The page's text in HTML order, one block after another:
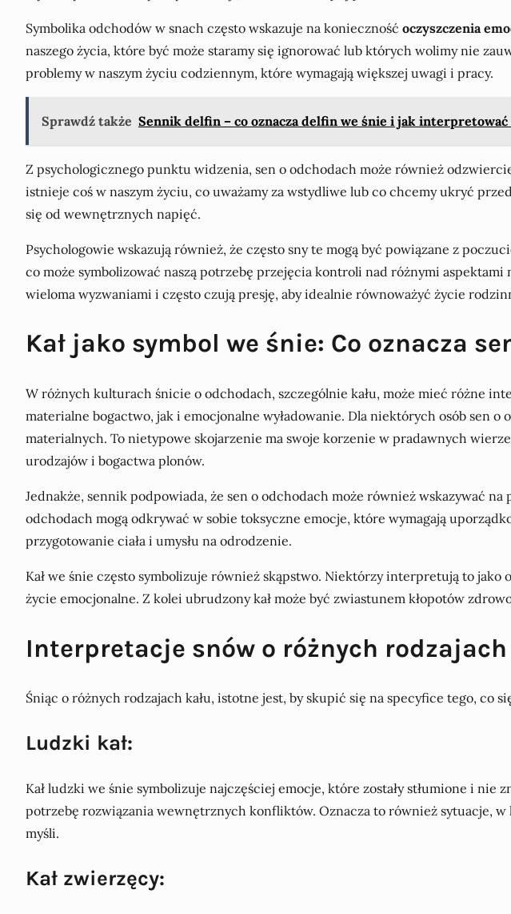
Symbolika odchodów w snach często wskazuje na konieczność oczyszczenia
naszego życia, które być może staramy się ignorować lub których wolimy nie
problemy w naszym życiu codziennym, które wymagają większej uwagi i pracy.
Sprawdź także Sennik delfin – co oznacza delfin we śnie i jak
Z psychologicznego punktu widzenia, sen o odchodach może również
istnieje coś w naszym życiu, co uważamy za wstydliwe lub co chcemy ukryć
się od wewnętrznych napięć.
Psychologowie wskazują również, że często sny te mogą być powiązane z
co może symbolizować naszą potrzebę przejęcia kontroli nad różnymi
wieloma wyzwaniami i często czują presję, aby idealnie równoważyć życie
Kał jako symbol we śnie: Co oznacza
W różnych kulturach śnicie o odchodach, szczególnie kału, może mieć różne
materialne bogactwo, jak i emocjonalne wyładowanie. Dla niektórych osób sen
materialnych. To nietypowe skojarzenie ma swoje korzenie w pradawnych
urodzajów i bogactwa plonów.
Jednakże, sennik podpowiada, że sen o odchodach może również wskazywać
odchodach mogą odkrywać w sobie toksyczne emocje, które wymagają
przygotowanie ciała i umysłu na odrodzenie.
Kał we śnie często symbolizuje również skąpstwo. Niektórzy interpretują to
życie emocjonalne. Z kolei ubrudzony kał może być zwiastunem kłopotów
Interpretacje snów o różnych
Śniąc o różnych rodzajach kału, istotne jest, by skupić się na specyfice tego, co
Ludzki kał:
Kał ludzki we śnie symbolizuje najczęściej emocje, które zostały stłumione i nie
potrzebę rozwiązania wewnętrznych konfliktów. Oznacza to również sytuacje,
myśli.
Kał zwierzęcy: